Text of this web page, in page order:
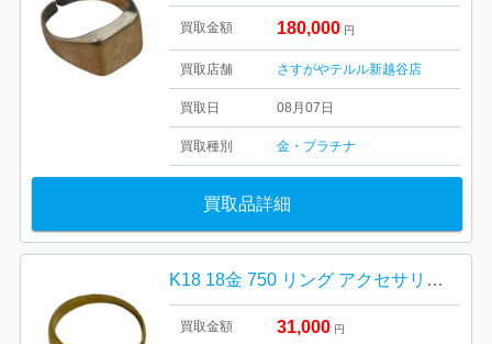
買取金額 180,000 円
買取店舗 さすがやテルル新越谷店
買取日 08月07日
買取種別 金・プラチナ
買取品詳細
K18 18金 750 リング アクセサリー 貴金属
買取金額 31,000 円